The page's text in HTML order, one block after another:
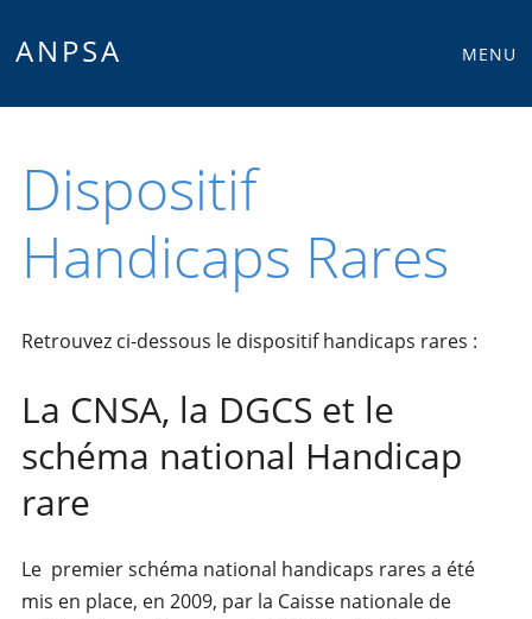
ANPSA
menu
content
MENU
Dispositif
Handicaps Rares
Retrouvez ci-dessous le dispositif handicaps rares :
La CNSA, la DGCS et le
schéma national Handicap
rare
Le premier schéma national handicaps rares a été
mis en place, en 2009, par la Caisse nationale de